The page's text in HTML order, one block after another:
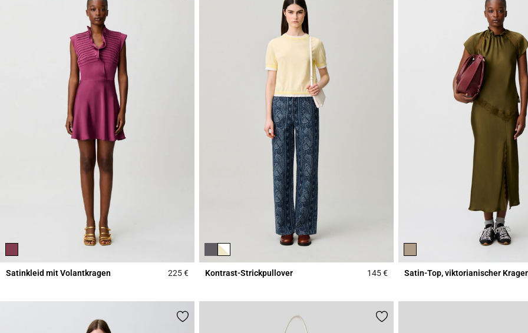
Satinkleid mit Volantkragen 225 €5 out of 5 Customer Rating
Kontrast-Strickpullover 145 €4,4 out of 5 Customer Rating
Satin-Top, viktorianischer